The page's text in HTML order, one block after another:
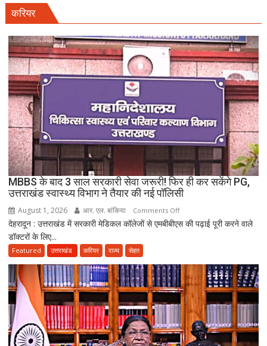
पटाखा
फैक्ट्री
में
बिखर
जिंदगियां,
दो
की
दर्दनाक
मौत,
दो
अब
भी
लापता
करियर
MBBS के बाद 3 साल सरकारी सेवा जरूरी! फिर ही कर सकेंगे PG,
उत्तराखंड स्वास्थ्य विभाग ने तैयार की नई पॉलिसी
August 1, 2026 आर. एल. बांकिया Comments Offon
MBBS
साल
सरकारी
सेवा
जरूरी!
फिर
ही
देहरादून : उत्तराखंड में सरकारी मेडिकल कॉलेजों से एमबीबीएस की पढ़ाई पूरी करने वाले
डॉक्टरों के लिए...
Featured उत्तराखंड करियर राज्य सेहत